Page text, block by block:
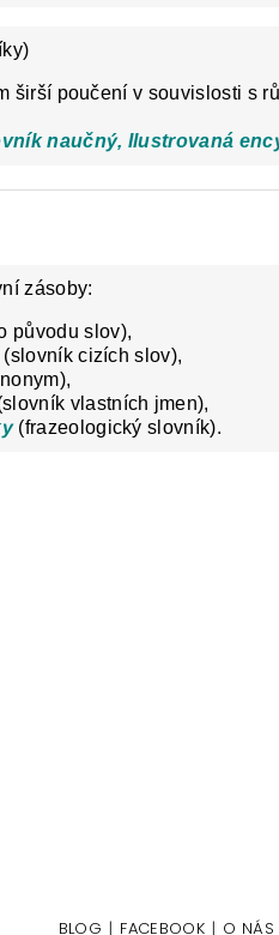
širší poučení v souvislosti s
naučný, Ilustrovaná
zásoby:
původu slov),
(slovník cizích slov),
vlastních jmen),
(frazeologický slovník).
BLOG FACEBOOK O NÁS